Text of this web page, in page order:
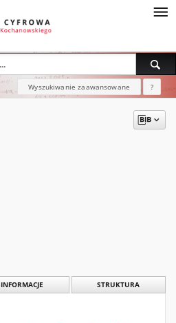
Wyszukiwanie zaawansowane ?
INFORMACJE STRUKTURA